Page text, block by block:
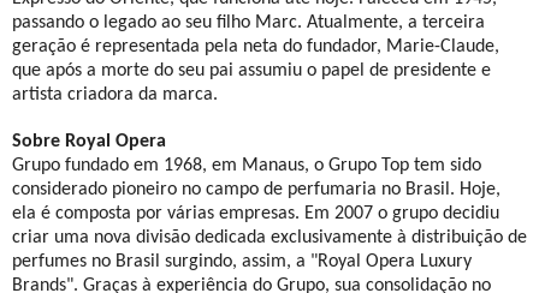
passando o legado ao seu filho Marc. Atualmente, a terceira
geração é representada pela neta do fundador, Marie-Claude,
que após a morte do seu pai assumiu o papel de presidente e
artista criadora da marca.
Sobre Royal Opera
Grupo fundado em 1968, em Manaus, o Grupo Top tem sido
considerado pioneiro no campo de perfumaria no Brasil. Hoje,
ela é composta por várias empresas. Em 2007 o grupo decidiu
criar uma nova divisão dedicada exclusivamente à distribuição de
perfumes no Brasil surgindo, assim, a "Royal Opera Luxury
Brands". Graças à experiência do Grupo, sua consolidação no